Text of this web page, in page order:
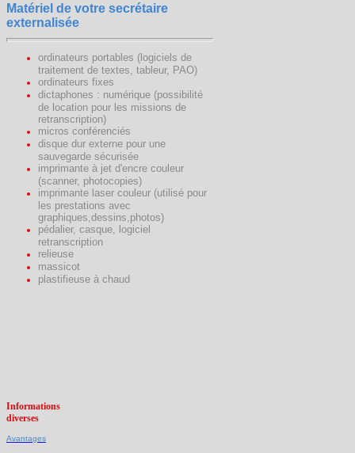
Matériel de votre secrétaire
externalisée
ordinateurs portables (logiciels de
traitement de textes, tableur, PAO)
ordinateurs fixes
dictaphones : numérique (possibilité
de location pour les missions de
retranscription)
micros conférenciés
disque dur externe pour une
sauvegarde sécurisée
imprimante à jet d'encre couleur
(scanner, photocopies)
imprimante laser couleur (utilisé pour
les prestations avec
graphiques,dessins,photos)
pédalier, casque, logiciel
retranscription
relieuse
massicot
plastifieuse à chaud
Informations
diverses
Avantages